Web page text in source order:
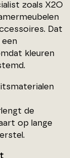
zoals X2O
Dat
kleuren
de
op lange